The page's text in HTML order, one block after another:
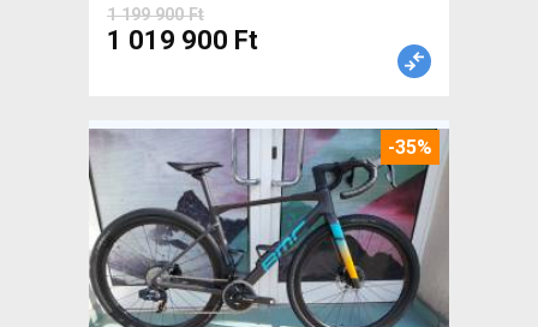
1 199 900 Ft
1 019 900 Ft
-35%